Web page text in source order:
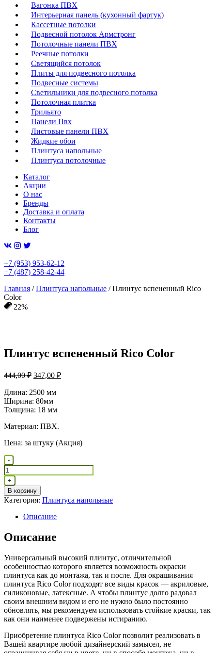
Вагонка ПВХ
Интерьерная панель (кухонный фартук)
Кассетные потолки
Подвесной потолок Армстронг
Потолочные панели ПВХ
Реечные потолки
Светящийся потолок
Плиты для подвесного потолка
Подвесные системы
Светильники для подвесного потолка
Потолочная плитка
Грильято
Панели Пвх
Листовые панели ПВХ
Жидкие обои
Плинтуса напольные
Плинтуса потолочные
Каталог
Акции
О нас
Бренды
Доставка и оплата
Контакты
Блог
+7 (953) 953-62-12
+7 (487) 258-42-44
Главная /Плинтуса напольные / Плинтус вспененный Rico
Color
22%
Плинтус вспененный Rico Color
444,00₽ Первоначальная
составляла
444,00 ₽.
347,00 ₽Текущая
Длина: 2500 мм
Ширина: 80мм
Толщина: 18 мм
Материал: ПВХ.
Цена: за штуку (Акция)
Количество
товара
Плинтус
вспененный
Rico
Color
-
+
В корзину
Категория: Плинтуса напольные
Описание
Описание
Универсальный высокий плинтус, отличительной
особенностью которого является возможность окраски
плинтуса как до монтажа, так и после. Для окрашивания
плинтуса Rico Color подходят все виды красок — акриловые,
силиконовые, латексные. А чтобы плинтус долго радовал
своим внешним видом и его не нужно было постоянно
обновлять, мы рекомендуем использовать стойкие краски, так
как они наименее подвержены истиранию.
Приобретение плинтуса Rico Color позволит реализовать в
Вашей квартире любой дизайнерский замысел, не